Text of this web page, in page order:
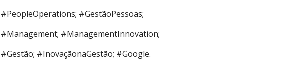
#PeopleOperations; #GestãoPessoas;
#Management; #ManagementInnovation;
#Gestão; #InovaçãonaGestão; #Google.